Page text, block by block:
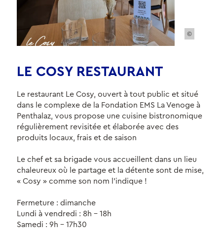
©
LE COSY RESTAURANT
Le restaurant Le Cosy, ouvert à tout public et situé
dans le complexe de la Fondation EMS La Venoge à
Penthalaz, vous propose une cuisine bistronomique
régulièrement revisitée et élaborée avec des
produits locaux, frais et de saison
Le chef et sa brigade vous accueillent dans un lieu
chaleureux où le partage et la détente sont de mise,
« Cosy » comme son nom l’indique !
Fermeture : dimanche
Lundi à vendredi : 8h - 18h
Samedi : 9h - 17h30